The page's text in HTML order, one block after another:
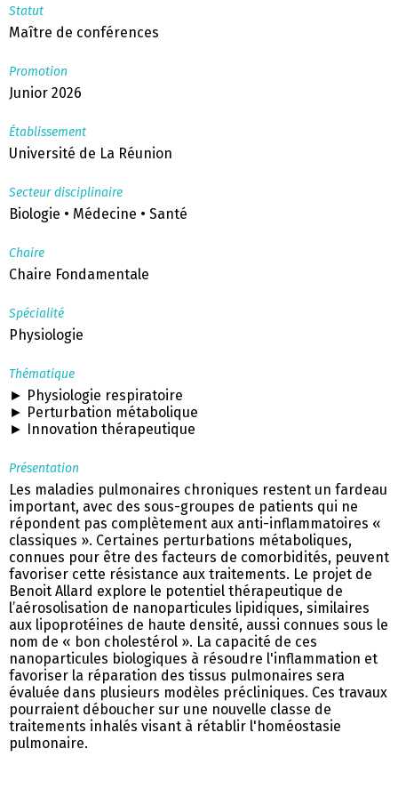
Statut
Maître de conférences
Promotion
Junior 2026
Établissement
Université de La Réunion
Secteur disciplinaire
Biologie • Médecine • Santé
Chaire
Chaire Fondamentale
Spécialité
Physiologie
Thématique
► Physiologie respiratoire
► Perturbation métabolique
► Innovation thérapeutique
Présentation
Les maladies pulmonaires chroniques restent un fardeau
important, avec des sous-groupes de patients qui ne
répondent pas complètement aux anti-inflammatoires «
classiques ». Certaines perturbations métaboliques,
connues pour être des facteurs de comorbidités, peuvent
favoriser cette résistance aux traitements. Le projet de
Benoit Allard explore le potentiel thérapeutique de
l’aérosolisation de nanoparticules lipidiques, similaires
aux lipoprotéines de haute densité, aussi connues sous le
nom de « bon cholestérol ». La capacité de ces
nanoparticules biologiques à résoudre l'inflammation et
favoriser la réparation des tissus pulmonaires sera
évaluée dans plusieurs modèles précliniques. Ces travaux
pourraient déboucher sur une nouvelle classe de
traitements inhalés visant à rétablir l'homéostasie
pulmonaire.